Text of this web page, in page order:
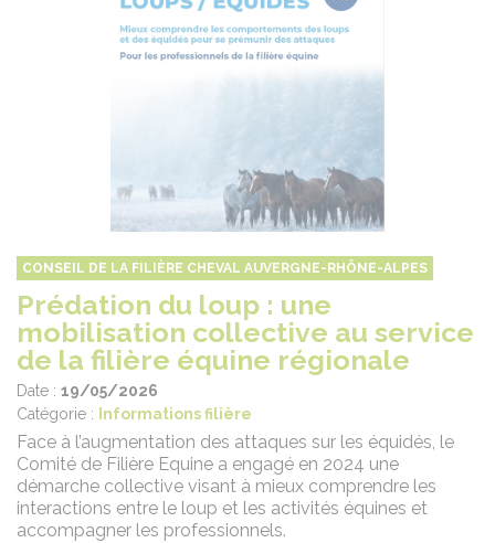
CONSEIL DE LA FILIÈRE CHEVAL AUVERGNE-RHÔNE-ALPES
Prédation du loup : une
mobilisation collective au service
de la filière équine régionale
Date : 19/05/2026
Catégorie :
Informations filière
Face à l’augmentation des attaques sur les équidés, le
Comité de Filière Equine a engagé en 2024 une
démarche collective visant à mieux comprendre les
interactions entre le loup et les activités équines et
accompagner les professionnels.